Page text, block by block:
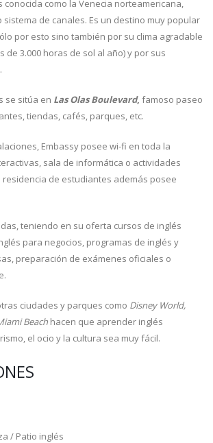
conocida como la Venecia norteamericana,
de canales. Es un destino muy popular
por esto sino también por su clima agradable
de 3.000 horas de sol al año) y por sus
se sitúa en Las Olas Boulevard, famoso paseo
tiendas, cafés, parques, etc.
Embassy posee wi-fi en toda la
sala de informática o actividades
residencia de estudiantes además posee
teniendo en su oferta cursos de inglés
para negocios, programas de inglés y
preparación de exámenes oficiales o
ciudades y parques como Disney World,
Beach hacen que aprender inglés
el ocio y la cultura sea muy fácil.
/ Patio inglés